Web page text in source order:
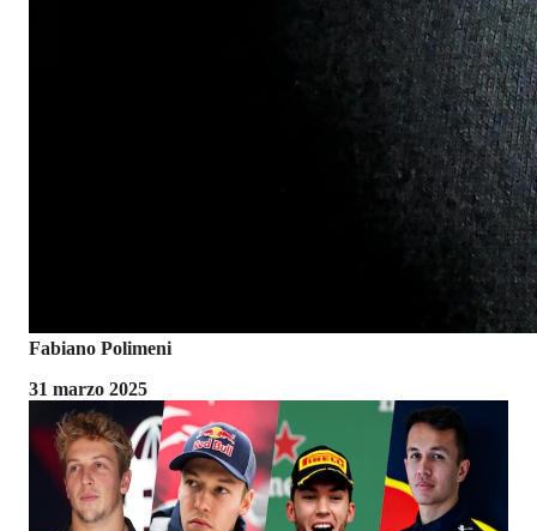
Fabiano Polimeni
31 marzo 2025